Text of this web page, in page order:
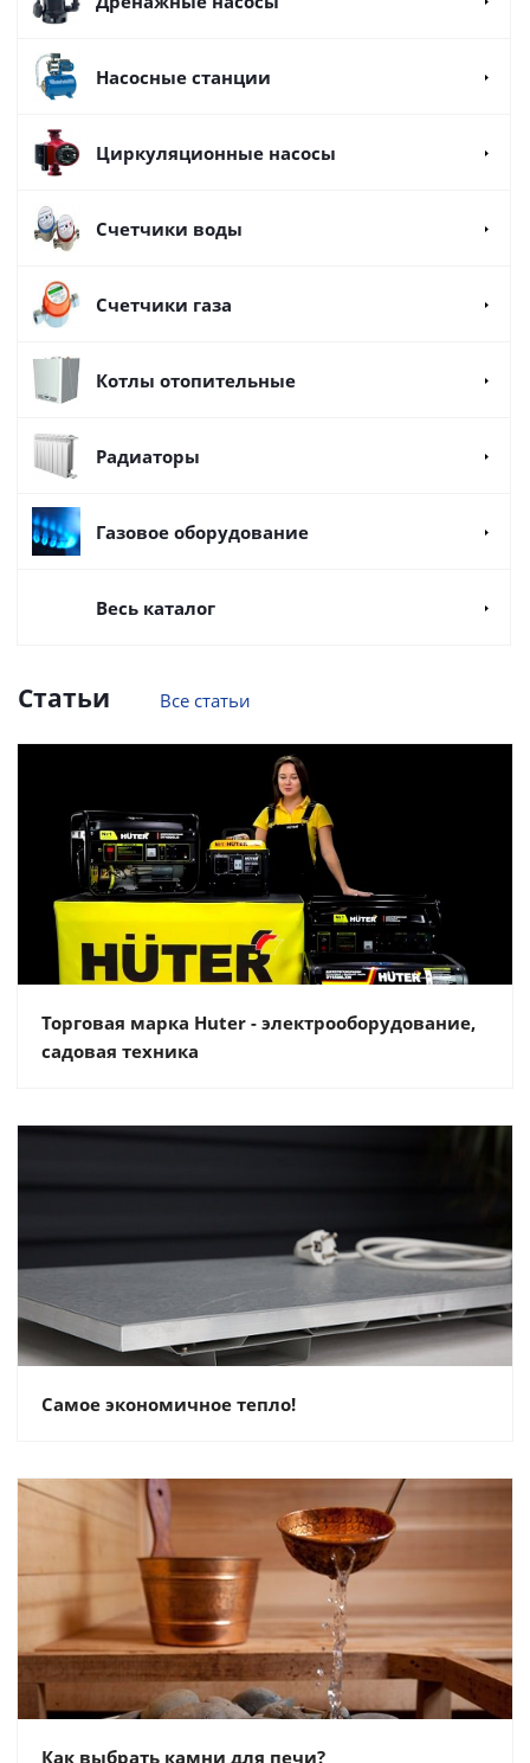
Насосные станции
Циркуляционные насосы
Счетчики воды
Счетчики газа
Котлы отопительные
Радиаторы
Газовое оборудование
Весь каталог
Статьи Все статьи
Торговая марка Huter - электрооборудование,
садовая техника
Самое экономичное тепло!
Как выбрать камни для печи?